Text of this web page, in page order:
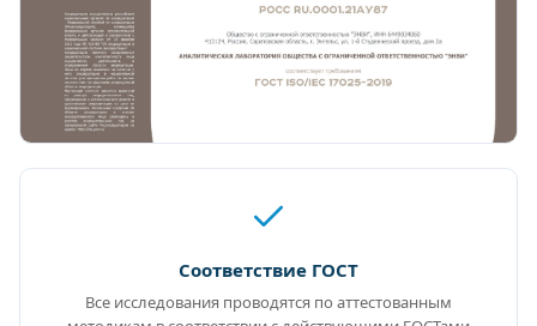
Соответствие ГОСТ
Все исследования проводятся по аттестованным